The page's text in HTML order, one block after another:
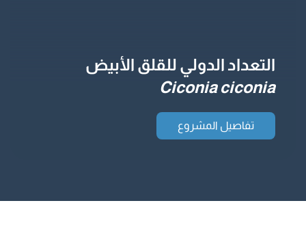
التعداد الدولي للقلق الأبيض
Ciconia ciconia
تفاصيل المشروع